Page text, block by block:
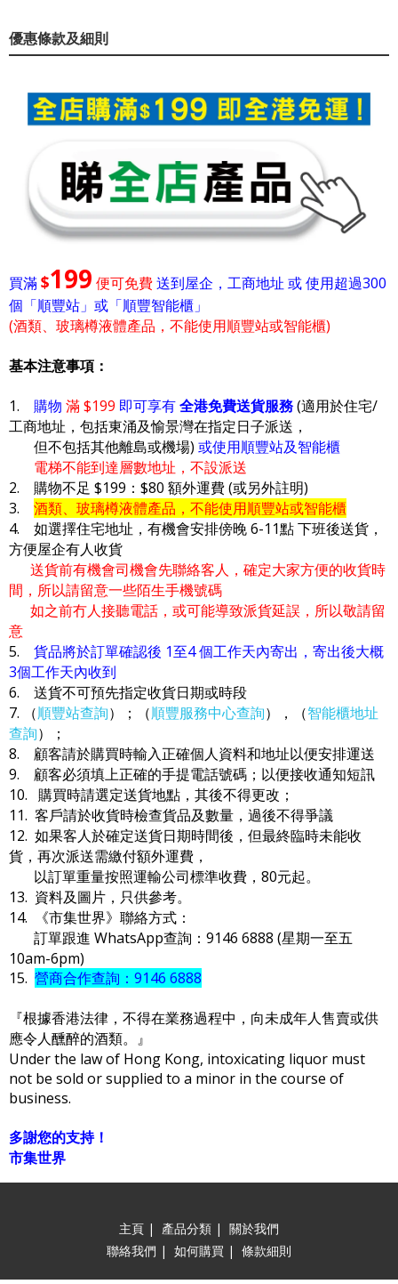
優惠條款及細則
買滿$199 便可免費送到屋企，工商地址 或 使用超過300
個「順豐站」或「順豐智能櫃」
(酒類、玻璃樽液體產品，不能使用順豐站或智能櫃)
基本注意事項：
1. 購物 滿 $199 即可享有全港免費送貨服務(適用於住宅/
工商地址，包括東涌及愉景灣在指定日子派送，
但不包括其他離島或機場) 或使用順豐站及智能櫃
電梯不能到達層數地址，不設派送
2. 購物不足 $199：$80 額外運費 (或另外註明)
3. 酒類、玻璃樽液體產品，不能使用順豐站或智能櫃
4. 如選擇住宅地址，有機會安排傍晚 6-11點 下班後送貨，
方便屋企有人收貨
送貨前有機會司機會先聯絡客人，確定大家方便的收貨時
間，所以請留意一些陌生手機號碼
如之前冇人接聽電話，或可能導致派貨延誤，所以敬請留
意
5. 貨品將於訂單確認後 1至4 個工作天內寄出，寄出後大概
3個工作天內收到
6. 送貨不可預先指定收貨日期或時段
7. （順豐站查詢）；（順豐服務中心查詢），（智能櫃地址
查詢）；
8. 顧客請於購買時輸入正確個人資料和地址以便安排運送
9. 顧客必須填上正確的手提電話號碼；以便接收通知短訊
10. 購買時請選定送貨地點，其後不得更改；
11. 客戶請於收貨時檢查貨品及數量，過後不得爭議
12. 如果客人於確定送貨日期時間後，但最終臨時未能收
貨，再次派送需繳付額外運費，
以訂單重量按照運輸公司標準收費，80元起。
13. 資料及圖片，只供參考。
14. 《市集世界》聯絡方式：
訂單跟進 WhatsApp查詢：9146 6888 (星期一至五
10am-6pm)
15. 營商合作查詢：9146 6888
『根據香港法律，不得在業務過程中，向未成年人售賣或供
應令人醺醉的酒類。』
Under the law of Hong Kong, intoxicating liquor must
not be sold or supplied to a minor in the course of
business.
多謝您的支持！
市集世界
主頁 | 產品分類 | 關於我們
聯絡我們 | 如何購買 | 條款細則